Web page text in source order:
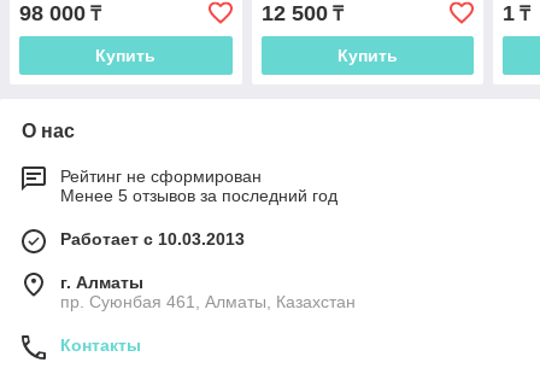
98 000 ₸
Купить
12 500₸
Купить
1 ₸
О нас
Рейтинг не сформирован
Менее 5 отзывов за последний год
Работает с 10.03.2013
г. Алматы
пр. Суюнбая 461, Алматы, Казахстан
Контакты